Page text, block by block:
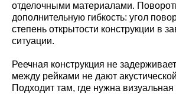
отделочными материалами.
дополнительную гибкость: угол
степень открытости конструкции в
ситуации.
Реечная конструкция не
между рейками не дают
Подходит там, где нужна